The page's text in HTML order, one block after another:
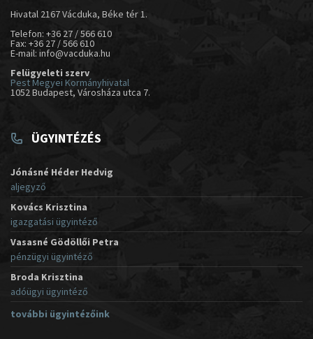
Hivatal 2167 Vácduka, Béke tér 1.
Telefon: +36 27 / 566 610
Fax: +36 27 / 566 610
E-mail: info@vacduka.hu
Felügyeleti szerv
Pest Megyei Kormányhivatal
1052 Budapest, Városháza utca 7.
ÜGYINTÉZÉS
Jónásné Héder Hedvig
aljegyző
Kovács Krisztina
igazgatási ügyintéző
Vasasné Gödöllői Petra
pénzügyi ügyintéző
Broda Krisztina
adóügyi ügyintéző
további ügyintézőink